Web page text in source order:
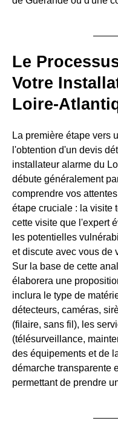
Le
Votre
Loire-
La première étape vers
l'obtention d'un devis
installateur alarme du
débute généralement
comprendre vos
étape cruciale : la visite
cette visite que l'expert
les potentielles
et discute avec vous de
Sur la base de cette
élaborera une
inclura le type de
détecteurs, caméras,
(filaire, sans fil), les
(télésurveillance,
des équipements et de
démarche transparente
permettant de prendre